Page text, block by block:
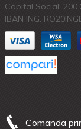
Capital Social:
IBAN ING:
Comanda